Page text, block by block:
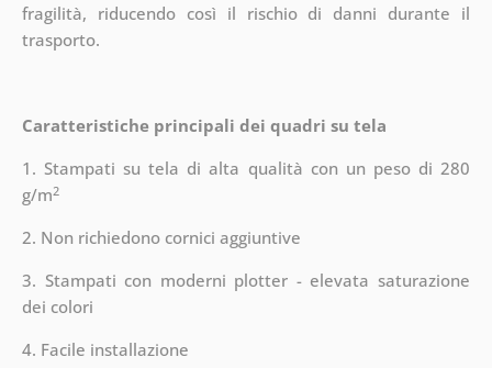
fragilità, riducendo così il rischio di danni durante il
trasporto.
Caratteristiche principali dei quadri su tela
1. Stampati su tela di alta qualità con un peso di 280
g/m2
2. Non richiedono cornici aggiuntive
3. Stampati con moderni plotter - elevata saturazione
dei colori
4. Facile installazione